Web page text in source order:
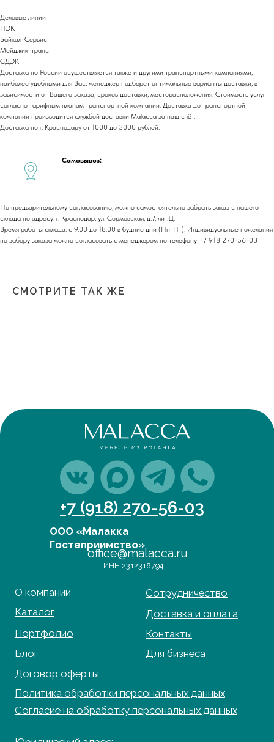
Деловые линии
ПЭК
Байкал-Сервис
Мейджик-транс
СДЭК
Доставка по России осуществляется также и другими транспортными компаниями,
наиболее удобными для Вас, менеджер подберет оптимальные варианты доставки, в
зависимости от Вашего заказа, сроков доставки, месторасположения. Стоимость услуг
согласно тарифным планам транспортной компании. Доставка до транспортной
компании производится службой доставки Malacca за наш счёт.
Доставка по г. Краснодару от 1000 до 3000 рублей.
Самовывоз:
По предварительному согласованию, можно самостоятельно забрать заказ с нашего
склада по адресу: г. Краснодар, ул. Сормовская, д.7, лит.Ц.
Время работы склада: с 9.00 до 18.00 в будние дни (Пн-Пт). Индивидуальные пожелания
по забору заказа можно согласовать с менеджером по телефону +7 918 270-56-03
СМОТРИТЕ ТАК ЖЕ
Cогласие на обработку персональных данных
Политика обработки персональных данных
Портфолио
Юридический адрес:
350059, г.Краснодар, ул.Уральская, д.22
ул. Лизы Чайкиной 2/3, 2 этаж
г. Москва,
ТРЦ Европолис.
ул. Центральная, здание 33
График работы:
Пн-сб: с 9:00 до 18:00
Блог